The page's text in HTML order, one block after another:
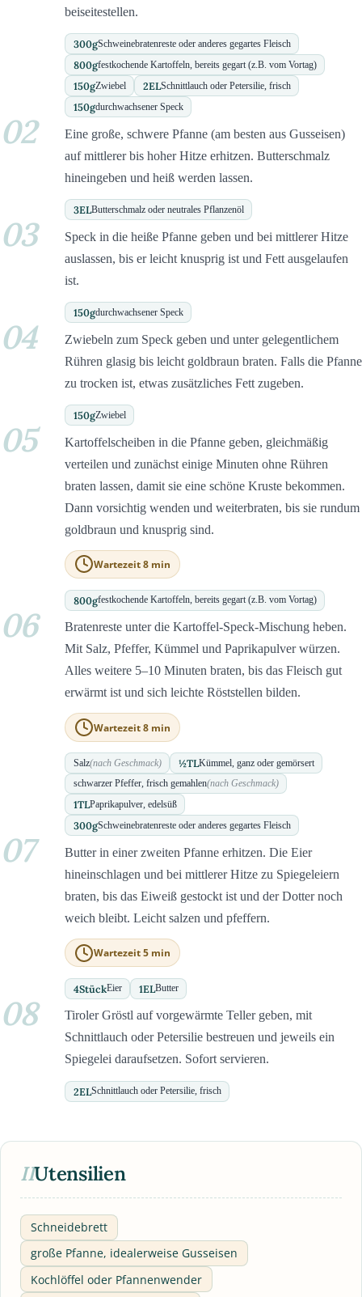
beiseitestellen.
300gSchweinebratenreste oder anderes gegartes Fleisch
800gfestkochende Kartoffeln, bereits gegart (z.B. vom Vortag)
150gZwiebel 2ELSchnittlauch oder Petersilie, frisch
150gdurchwachsener Speck
02
Eine große, schwere Pfanne (am besten aus Gusseisen)
auf mittlerer bis hoher Hitze erhitzen. Butterschmalz
hineingeben und heiß werden lassen.
3ELButterschmalz oder neutrales Pflanzenöl
03
Speck in die heiße Pfanne geben und bei mittlerer Hitze
auslassen, bis er leicht knusprig ist und Fett ausgelaufen
ist.
150gdurchwachsener Speck
04
Zwiebeln zum Speck geben und unter gelegentlichem
Rühren glasig bis leicht goldbraun braten. Falls die Pfanne
zu trocken ist, etwas zusätzliches Fett zugeben.
150gZwiebel
05
Kartoffelscheiben in die Pfanne geben, gleichmäßig
verteilen und zunächst einige Minuten ohne Rühren
braten lassen, damit sie eine schöne Kruste bekommen.
Dann vorsichtig wenden und weiterbraten, bis sie rundum
goldbraun und knusprig sind.
Wartezeit 8 min
800gfestkochende Kartoffeln, bereits gegart (z.B. vom Vortag)
06
Bratenreste unter die Kartoffel-Speck-Mischung heben.
Mit Salz, Pfeffer, Kümmel und Paprikapulver würzen.
Alles weitere 5–10 Minuten braten, bis das Fleisch gut
erwärmt ist und sich leichte Röststellen bilden.
Wartezeit 8 min
Salz(nach Geschmack) ½TLKümmel, ganz oder gemörsert
schwarzer Pfeffer, frisch gemahlen(nach Geschmack)
1TLPaprikapulver, edelsüß
300gSchweinebratenreste oder anderes gegartes Fleisch
07
Butter in einer zweiten Pfanne erhitzen. Die Eier
hineinschlagen und bei mittlerer Hitze zu Spiegeleiern
braten, bis das Eiweiß gestockt ist und der Dotter noch
weich bleibt. Leicht salzen und pfeffern.
Wartezeit 5 min
4StückEier 1ELButter
08
Tiroler Gröstl auf vorgewärmte Teller geben, mit
Schnittlauch oder Petersilie bestreuen und jeweils ein
Spiegelei daraufsetzen. Sofort servieren.
2ELSchnittlauch oder Petersilie, frisch
IIUtensilien
Schneidebrett
große Pfanne, idealerweise Gusseisen
Kochlöffel oder Pfannenwender